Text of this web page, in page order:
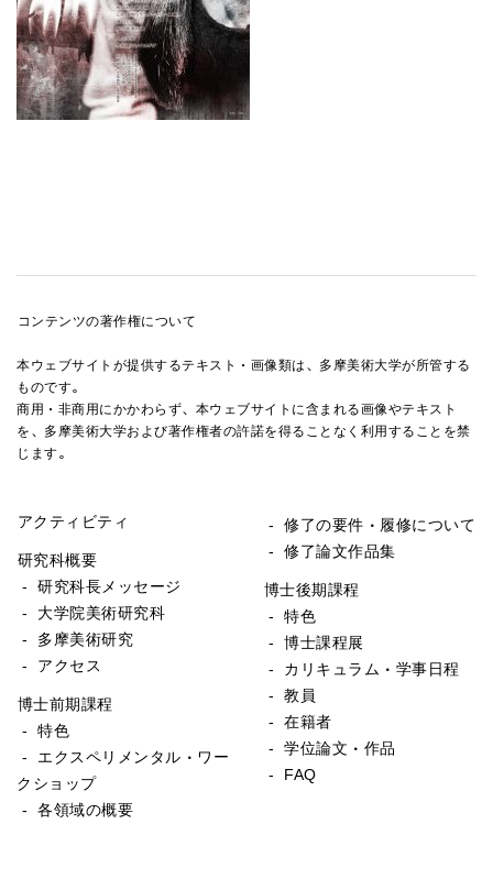
コンテンツの著作権について
本ウェブサイトが提供するテキスト・画像類は、多摩美術大学が所管する
ものです。
商用・非商用にかかわらず、本ウェブサイトに含まれる画像やテキスト
を、多摩美術大学および著作権者の許諾を得ることなく利用することを禁
じます。
アクティビティ
研究科概要
- 研究科長メッセージ
- 大学院美術研究科
- 多摩美術研究
- アクセス
博士前期課程
- 特色
- エクスペリメンタル・ワー
クショップ
- 各領域の概要
- 修了の要件・履修について
- 修了論文作品集
博士後期課程
- 特色
- 博士課程展
- カリキュラム・学事日程
- 教員
- 在籍者
- 学位論文・作品
- FAQ